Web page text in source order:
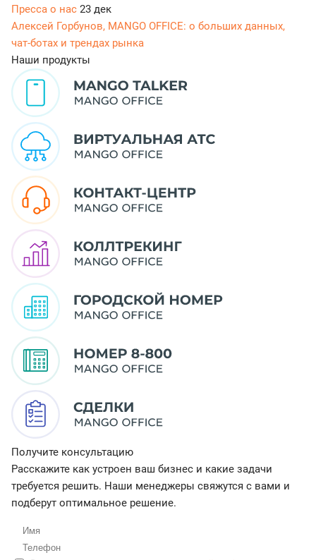
Пресса о нас 23 дек
Алексей Горбунов, MANGO OFFICE: о больших данных,
чат-ботах и трендах рынка
Наши продукты
Получите консультацию
Расскажите как устроен ваш бизнес и какие задачи
требуется решить. Наши менеджеры свяжутся с вами и
подберут оптимальное решение.